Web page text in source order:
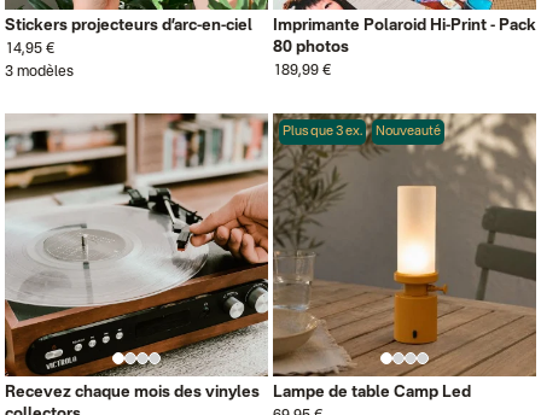
Stickers projecteurs d’arc-en-ciel
14,95 €
3 modèles
Imprimante Polaroid Hi-Print - Pack
80 photos
189,99 €
Recevez chaque mois des vinyles
Plus que 3 ex. Nouveauté
Lampe de table Camp Led